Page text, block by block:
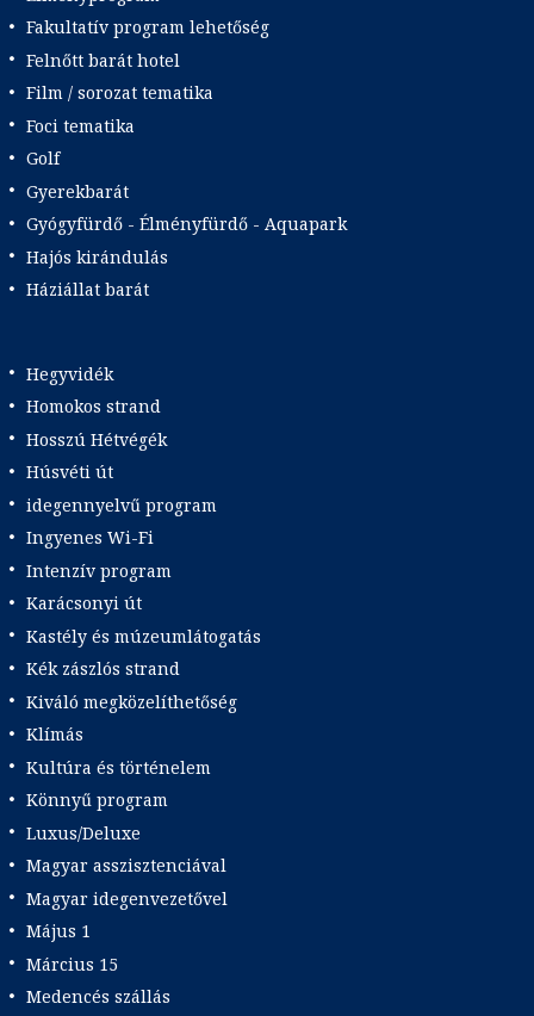
Fakultatív program lehetőség
Felnőtt barát hotel
Film / sorozat tematika
Foci tematika
Golf
Gyerekbarát
Gyógyfürdő - Élményfürdő - Aquapark
Hajós kirándulás
Háziállat barát
Hegyvidék
Homokos strand
Hosszú Hétvégék
Húsvéti út
idegennyelvű program
Ingyenes Wi-Fi
Intenzív program
Karácsonyi út
Kastély és múzeumlátogatás
Kék zászlós strand
Kiváló megközelíthetőség
Klímás
Kultúra és történelem
Könnyű program
Luxus/Deluxe
Magyar asszisztenciával
Magyar idegenvezetővel
Május 1
Március 15
Medencés szállás